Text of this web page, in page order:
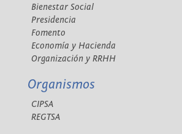
Bienestar Social
Presidencia
Fomento
Economía y Hacienda
Organización y RRHH
Organismos
CIPSA
REGTSA